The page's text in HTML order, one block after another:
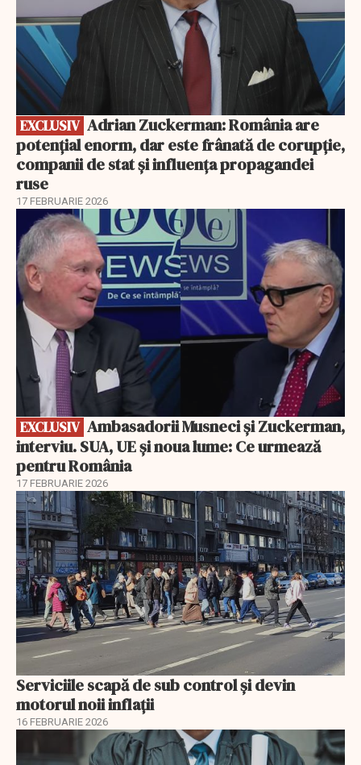
EXCLUSIV
potențial enorm, dar este frânată de corupție,
companii de stat și influența propagandei
ruse
17 FEBRUARIE 2026
EXCLUSIV
EXCLUSIV
interviu. SUA, UE și noua lume: Ce urmează
pentru România
17 FEBRUARIE 2026
Serviciile scapă de sub control și devin
motorul noii inflații
16 FEBRUARIE 2026